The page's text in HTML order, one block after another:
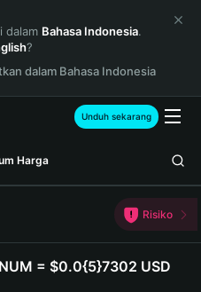
dalam Bahasa Indonesia.
?
dalam Bahasa Indonesia
Unduh sekarang
Harga
Risiko
= $0.0{5}7302 USD